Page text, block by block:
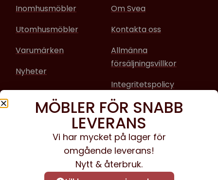
Inomhusmöbler
Utomhusmöbler
Varumärken
Nyheter
Om Svea
Kontakta oss
Allmänna
försäljningsvillkor
Integritetspolicy
Sociala media
Facebook
Instagram
MÖBLER FÖR SNABB
LEVERANS
Vi har mycket på lager för
omgående leverans!
Nytt & återbruk.